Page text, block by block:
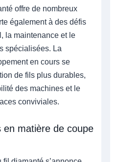
offre de nombreux
également à des défis
la maintenance et le
spécialisées. La
en cours se
de fils plus durables,
des machines et le
conviviales.
en matière de coupe